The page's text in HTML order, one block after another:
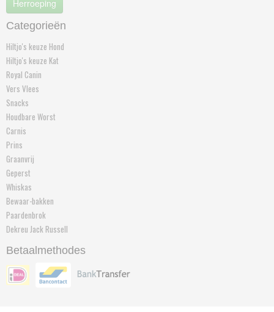
Herroeping
Categorieën
Hiltjo's keuze Hond
Hiltjo's keuze Kat
Royal Canin
Vers Vlees
Snacks
Houdbare Worst
Carnis
Prins
Graanvrij
Geperst
Whiskas
Bewaar-bakken
Paardenbrok
Dekreu Jack Russell
Betaalmethodes